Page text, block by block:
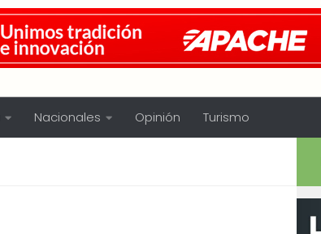
Nacionales Opinión Turismo